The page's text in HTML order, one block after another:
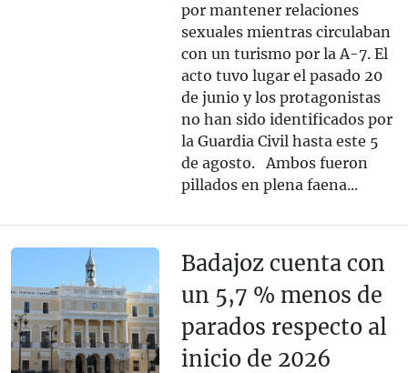
por mantener relaciones
sexuales mientras circulaban
con un turismo por la A-7. El
acto tuvo lugar el pasado 20
de junio y los protagonistas
no han sido identificados por
la Guardia Civil hasta este 5
de agosto. Ambos fueron
pillados en plena faena...
Badajoz cuenta con
un 5,7 % menos de
parados respecto al
inicio de 2026